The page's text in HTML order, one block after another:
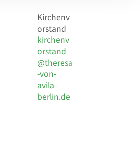
Kirchenv
orstand
kirchenv
orstand
@theresa
-von-
avila-
berlin.de